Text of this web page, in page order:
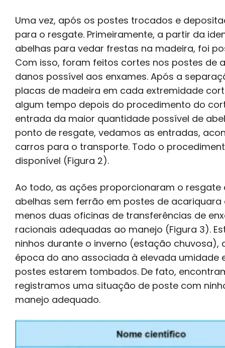
Uma vez, após os postes trocados e
para o resgate. Primeiramente, a partir da
abelhas para vedar frestas na madeira, foi
Com isso, foram feitos cortes nos postes de
danos possível aos enxames. Após a
placas de madeira em cada extremidade
algum tempo depois do procedimento do
entrada da maior quantidade possível de
ponto de resgate, vedamos as entradas,
carros para o transporte. Todo o
disponível (Figura 2).
Ao todo, as ações proporcionaram o
abelhas sem ferrão em postes de
menos duas oficinas de transferências de
racionais adequadas ao manejo (Figura 3).
ninhos durante o inverno (estação
época do ano associada à elevada
postes estarem tombados. De fato,
registramos uma situação de poste com
manejo adequado.